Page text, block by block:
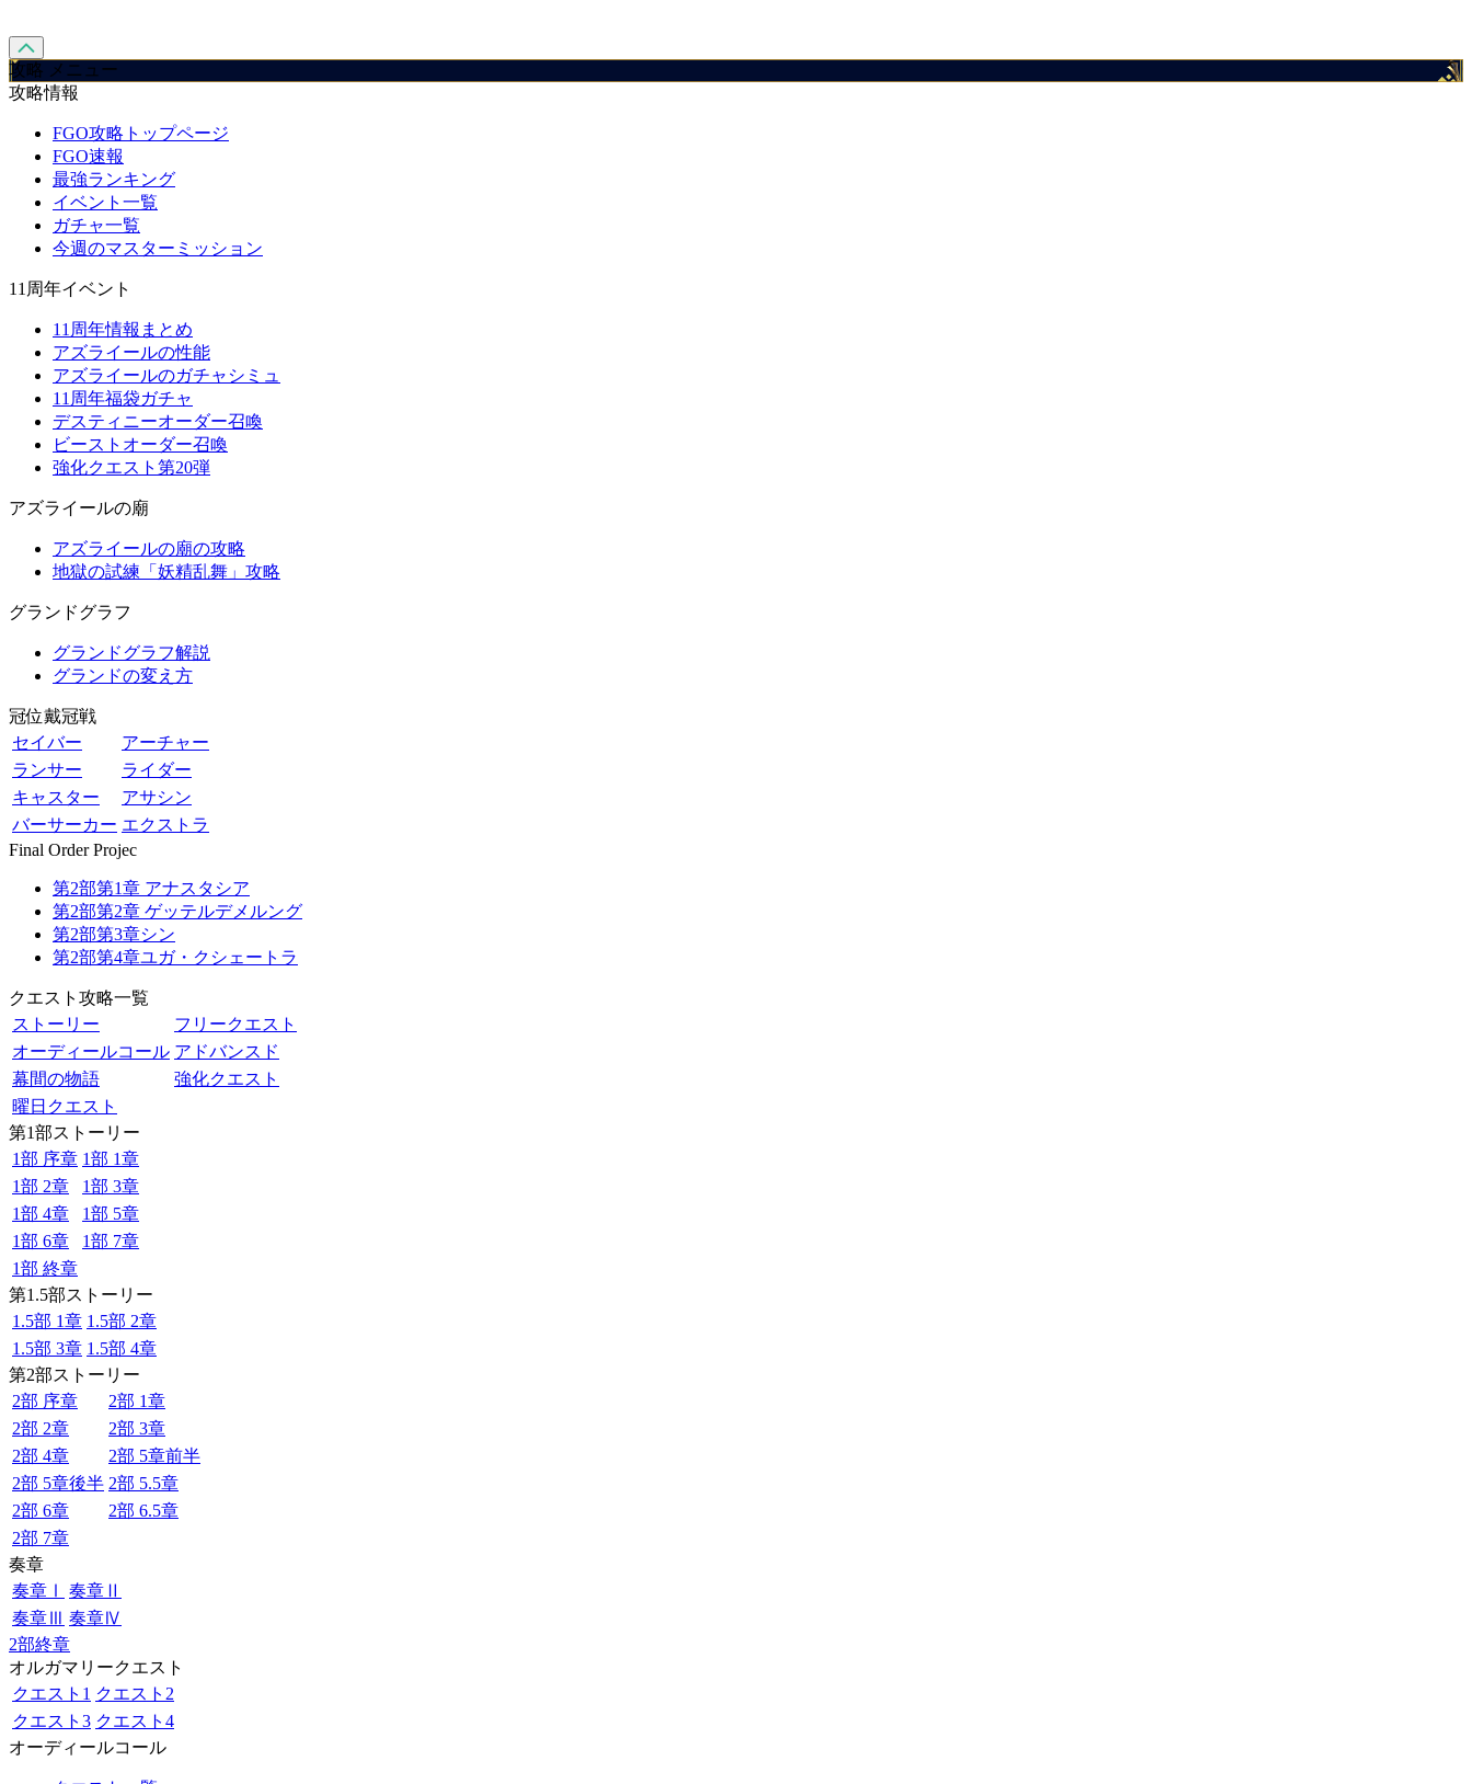
攻略 メニュー
攻略情報
FGO攻略トップページ
FGO速報
最強ランキング
イベント一覧
ガチャ一覧
今週のマスターミッション
11周年イベント
11周年情報まとめ
アズライールの性能
アズライールのガチャシミュ
11周年福袋ガチャ
デスティニーオーダー召喚
ビーストオーダー召喚
強化クエスト第20弾
アズライールの廟
アズライールの廟の攻略
地獄の試練「妖精乱舞」攻略
グランドグラフ
グランドグラフ解説
グランドの変え方
冠位戴冠戦
セイバー
アーチャー
ランサー
ライダー
キャスター
アサシン
バーサーカー エクストラ
Final Order Projec
第2部第1章 アナスタシア
第2部第2章 ゲッテルデメルング
第2部第3章シン
第2部第4章ユガ・クシェートラ
クエスト攻略一覧
ストーリー
フリークエスト
オーディールコール アドバンスド
幕間の物語
強化クエスト
曜日クエスト
第1部ストーリー
1部 序章 1部 1章
1部 2章
1部 3章
1部 4章
1部 5章
1部 6章
1部 7章
1部 終章
第1.5部ストーリー
1.5部 1章 1.5部 2章
1.5部 3章 1.5部 4章
第2部ストーリー
2部 序章
2部 1章
2部 2章
2部 3章
2部 4章
2部 5章前半
2部 5章後半 2部 5.5章
2部 6章
2部 6.5章
2部 7章
奏章
奏章Ⅰ
奏章Ⅱ
奏章Ⅲ 奏章Ⅳ
2部終章
オルガマリークエスト
クエスト1 クエスト2
クエスト3 クエスト4
オーディールコール